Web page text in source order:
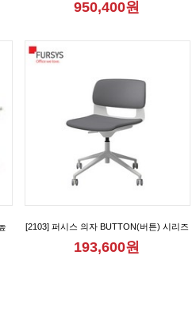
950,400원
[2103] 퍼시스 의자 BUTTON(버튼) 시리즈
회의용 학생용 리프트업 캐스터 사무용 의
자 [CH0020MQ_CH0020MQD]
193,600원